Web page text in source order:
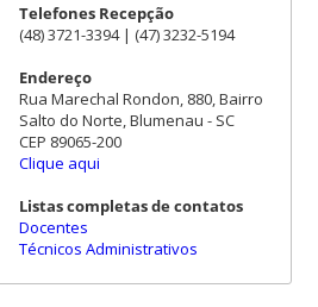
Telefones Recepção
(48) 3721-3394 | (47) 3232-5194
Endereço
Rua Marechal Rondon, 880, Bairro
Salto do Norte, Blumenau - SC
CEP 89065-200
Clique aqui
Listas completas de contatos
Docentes
Técnicos Administrativos